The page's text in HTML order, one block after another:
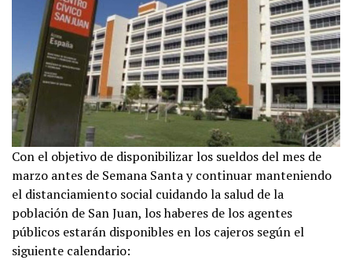
Con el objetivo de disponibilizar los sueldos del mes de
marzo antes de Semana Santa y continuar manteniendo
el distanciamiento social cuidando la salud de la
población de San Juan, los haberes de los agentes
públicos estarán disponibles en los cajeros según el
siguiente calendario: